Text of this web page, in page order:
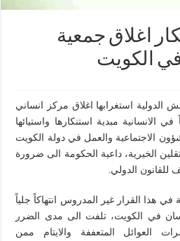
اغلاق جمعية
في الكويت
استغرابها اغلاق مركز انساني
الانسانية مبدية استنكارها واستيائها
الاجتماعية والعمل في دولة الكويت
الخيرية، داعية الحكومة الى ضرورة
للقانون الدولي.
هذا القرار غير المدروس انتهاكاً جلياً
في الكويت، تلفت الى مدى الضرر
العوائل المتعففة والايتام ممن